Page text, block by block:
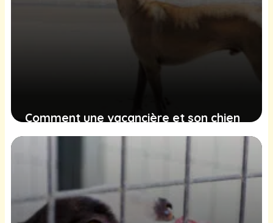
Comment une vacancière et son chien
ont formé un trio émouvant avec un